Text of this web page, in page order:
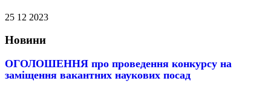
25 12 2023
Новини
ОГОЛОШЕННЯ про проведення конкурсу на
заміщення вакантних наукових посад